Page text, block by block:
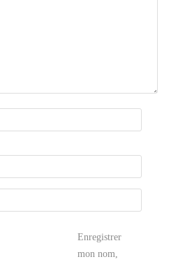
Enregistrer
mon nom,